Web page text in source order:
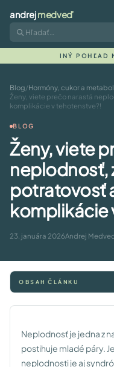
andrejmedveď
INÝ POHĽAD
Blog/Hormóny, cukor a
Ženy, viete prečo narastá
komplikácie v tehotenstve?!
BLOG
Ženy, viete
neplodnosť,
potratovosť
komplikácie
23. januára 2026Andrej
OBSAH ČLÁNKU
Neplodnosť je jedna z
postihuje mladé páry.
neplodnosti je aj